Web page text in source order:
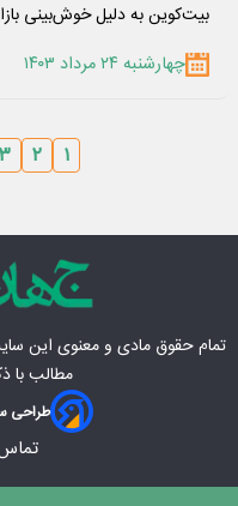
بیت‌کوین به دلیل خوش‌بینی
چهارشنبه ۲۴ مرداد ۱۴۰۳
۱ ۲ ۳
تمام حقوق مادی‌ و معنوی این
مطالب با
طراحی